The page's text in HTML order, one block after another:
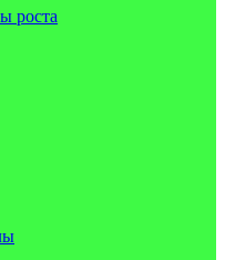
роста